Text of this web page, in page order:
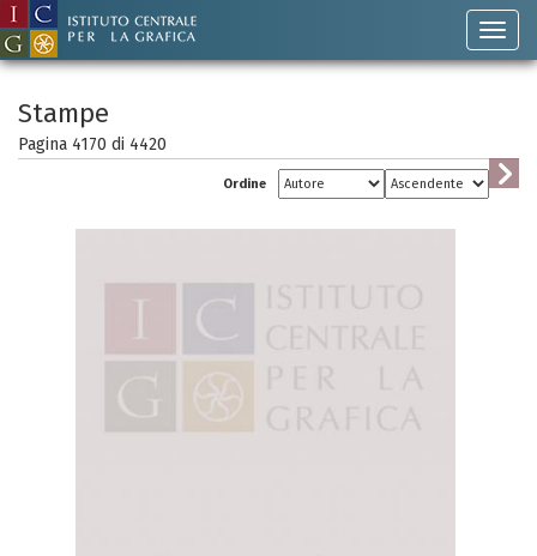
Stampe
Pagina 4170 di 4420
Ordine